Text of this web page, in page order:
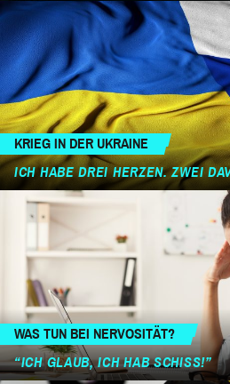
KRIEG IN DER UKRAINE
ICH HABE DREI HERZEN. ZWEI
WAS TUN BEI NERVOSITÄT?
“ICH GLAUB, ICH HAB SCHISS!”